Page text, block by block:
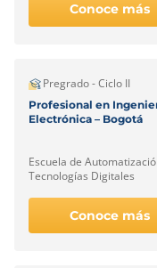
Conoce más
Pregrado - Ciclo II
Profesional en
Electrónica – Bogotá
Escuela de
Tecnologías Digitales
Conoce más